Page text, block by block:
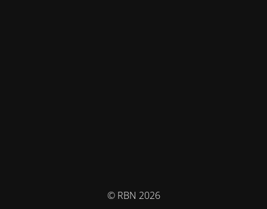
© RBN 2026